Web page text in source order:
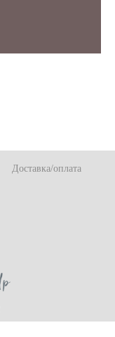
Доставка/оплата